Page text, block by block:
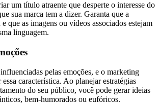
um título atraente que desperte o interesse do
sua marca tem a dizer. Garanta que a
que as imagens ou vídeos associados estejam
linguagem.
pelas emoções, e o marketing
característica. Ao planejar estratégias
do seu público, você pode gerar ideias
bem-humorados ou eufóricos.